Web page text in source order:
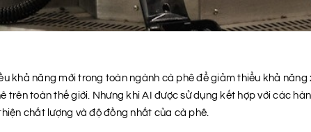
khả năng mới trong toàn ngành cà phê để giảm thiểu khả
trên toàn thế giới. Nhưng khi AI được sử dụng kết hợp với các
chất lượng và độ đồng nhất của cà phê.